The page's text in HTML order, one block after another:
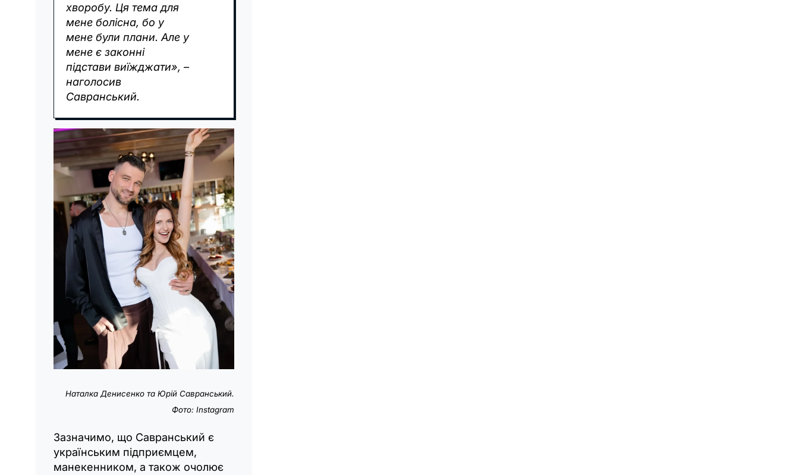
хворобу. Ця тема для
мене болісна, бо у
мене були плани. Але у
мене є законні
підстави виїжджати», –
наголосив
Савранський.
Наталка Денисенко та Юрій Савранський.
Фото: Instagram
Зазначимо, що Савранський є
українським підприємцем,
манекенником, а також очолює